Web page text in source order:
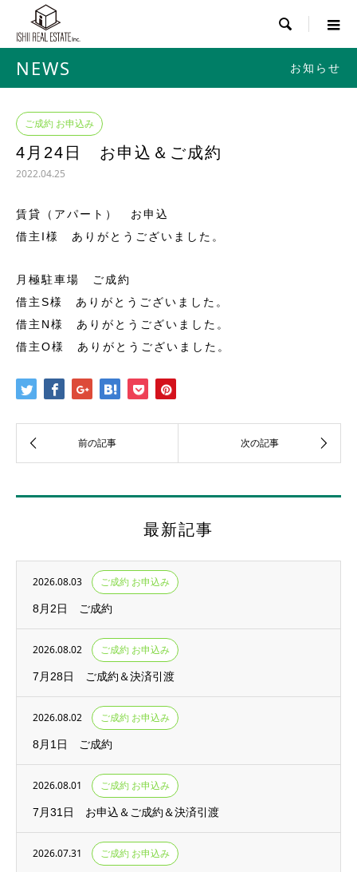

NEWS お知らせ
ご成約 お申込み
4月24日 お申込＆ご成約
2022.04.25
賃貸（アパート） お申込
借主I様 ありがとうございました。
月極駐車場 ご成約
借主S様 ありがとうございました。
借主N様 ありがとうございました。
借主O様 ありがとうございました。
最新記事
2026.08.03 ご成約 お申込み
8月2日 ご成約
2026.08.02 ご成約 お申込み
7月28日 ご成約＆決済引渡
2026.08.02 ご成約 お申込み
8月1日 ご成約
2026.08.01 ご成約 お申込み
7月31日 お申込＆ご成約＆決済引渡
2026.07.31 ご成約 お申込み